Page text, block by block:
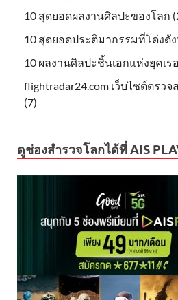
10 สุดยอดผลงานศิลปะของโลก
10 สุดยอดประติมากรรมที่โด่งดั
10 ผลงานศิลปะชิ้นเอกแห่งยุคเร
flightradar24.com เว็บไซต์ตรว
(7)
ดูช่องสำรวจโลกได้ที่ AIS